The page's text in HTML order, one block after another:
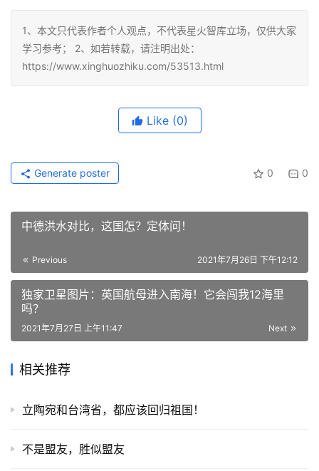
1、本文只代表作者个人观点，不代表星火智库立场，仅供大家
学习参考； 2、如若转载，请注明出处：
https://www.xinghuozhiku.com/53513.html
Like (0)
0 0
Generate poster
中德洪水对比，这国怎？定体问！
Previous 2021年7月26日 下午12:12
独家卫星图片：英国航母进入南海！它会闯我12海里
吗？
Next
2021年7月27日 上午11:47
相关推荐
立陶宛和台湾省，都应该回归祖国！
不是盟友，胜似盟友